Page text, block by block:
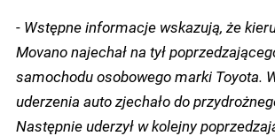
- Wstępne informacje wskazują, że
Movano najechał na tył
samochodu osobowego marki Toyota.
uderzenia auto zjechało do
Następnie uderzył w kolejny